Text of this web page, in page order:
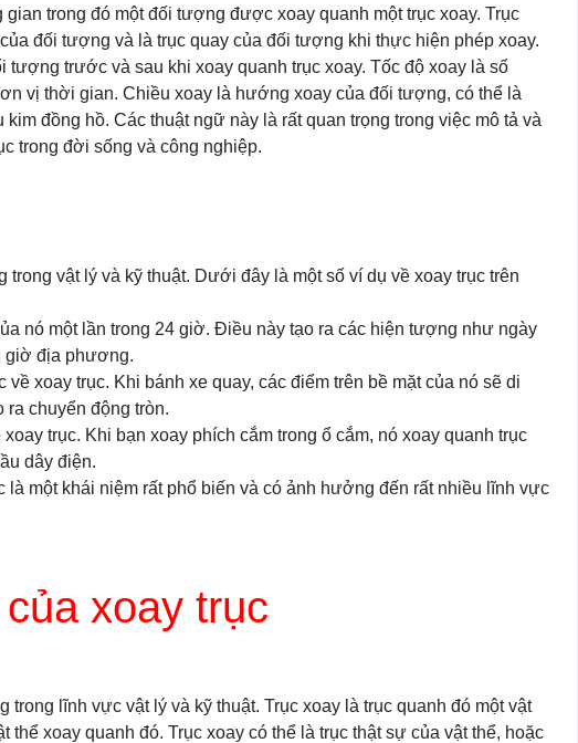
trong đó một đối tượng được xoay quanh một trục xoay. Trục
đối tượng và là trục quay của đối tượng khi thực hiện phép xoay.
tượng trước và sau khi xoay quanh trục xoay. Tốc độ xoay là số
vị thời gian. Chiều xoay là hướng xoay của đối tượng, có thể là
đồng hồ. Các thuật ngữ này là rất quan trọng trong việc mô tả và
trong đời sống và công nghiệp.
trong vật lý và kỹ thuật. Dưới đây là một số ví dụ về xoay trục trên
nó một lần trong 24 giờ. Điều này tạo ra các hiện tượng như ngày
giờ địa phương.
về xoay trục. Khi bánh xe quay, các điểm trên bề mặt của nó sẽ di
ra chuyển động tròn.
trục. Khi bạn xoay phích cắm trong ổ cắm, nó xoay quanh trục
dây điện.
là một khái niệm rất phổ biến và có ảnh hưởng đến rất nhiều lĩnh vực
xoay trục
trong lĩnh vực vật lý và kỹ thuật. Trục xoay là trục quanh đó một vật
thể xoay quanh đó. Trục xoay có thể là trục thật sự của vật thể, hoặc